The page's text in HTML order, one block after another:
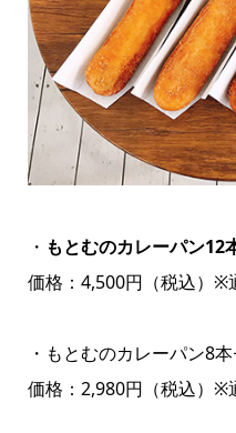
・ もとむのカレーパン12
価格：4,500円（税込）※
・もとむのカレーパン8本
価格：2,980円（税込）※